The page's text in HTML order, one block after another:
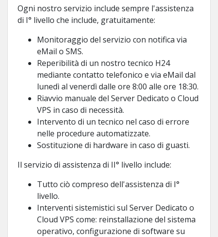
Ogni nostro servizio include sempre l'assistenza
di I° livello che include, gratuitamente:
Monitoraggio del servizio con notifica via
eMail o SMS.
Reperibilità di un nostro tecnico H24
mediante contatto telefonico e via eMail dal
lunedì al venerdì dalle ore 8:00 alle ore 18:30.
Riavvio manuale del Server Dedicato o Cloud
VPS in caso di necessità.
Intervento di un tecnico nel caso di errore
nelle procedure automatizzate.
Sostituzione di hardware in caso di guasti.
Il servizio di assistenza di II° livello include:
Tutto ciò compreso dell'assistenza di I°
livello.
Interventi sistemistici sul Server Dedicato o
Cloud VPS come: reinstallazione del sistema
operativo, configurazione di software su